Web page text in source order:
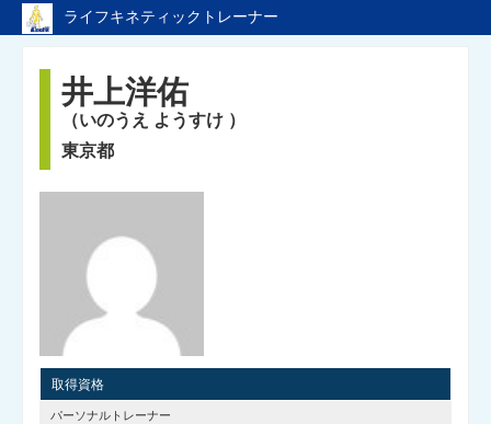
ライフキネティックトレーナー
トレーナーページのTopへ
井上洋佑
（いのうえ ようすけ ）
東京都
取得資格
パーソナルトレーナー